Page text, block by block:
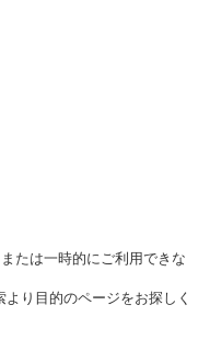
たは一時的にご利用できな
り目的のページをお探しく